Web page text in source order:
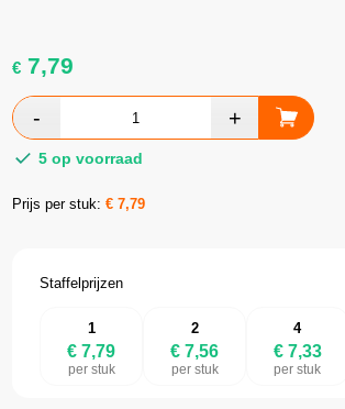
€ 7,79
5 op voorraad
Prijs per stuk:€7,79
Staffelprijzen
1
€ 7,79
per stuk
2
€ 7,56
per stuk
4
€ 7,33
per stuk